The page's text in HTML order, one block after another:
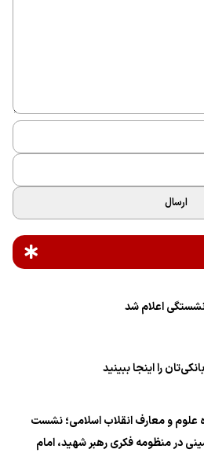
ارسال
اعلام شد
را اینجا ببینید
و معارف انقلاب اسلامی؛ نشست
در منظومه فکری رهبر شهید، امام